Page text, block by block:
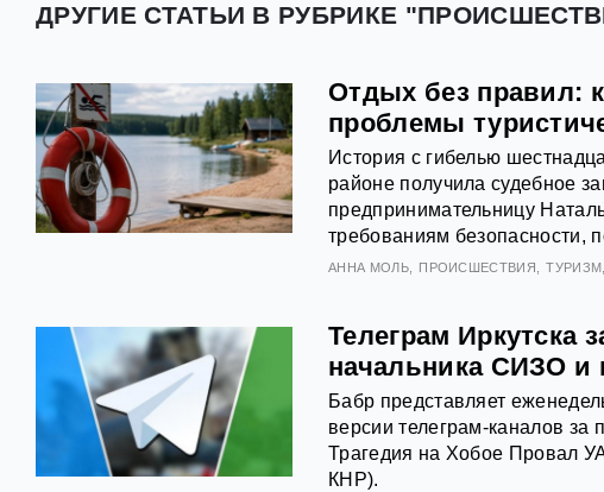
ДРУГИЕ СТАТЬИ В РУБРИКЕ
Отдых без правил:
проблемы
История с гибелью
районе получила судебное
предпринимательницу
требованиям безопасности,
АННА МОЛЬ ПРОИСШЕСТВИЯ ТУРИЗМ
Телеграм Иркутска
начальника СИЗО и
Бабр представляет
версии телеграм-каналов
Трагедия на Хобое Провал
КНР).